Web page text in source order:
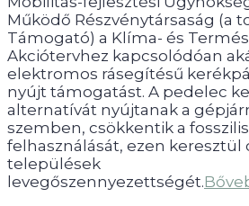
Működő Részvénytársaság (a
Támogató) a Klíma- és
Akciótervhez kapcsolódóan
elektromos rásegítésű
nyújt támogatást. A pedelec
alternatívát nyújtanak a
szemben, csökkentik a
felhasználását, ezen keresztül
települések
levegőszennyezettségét.